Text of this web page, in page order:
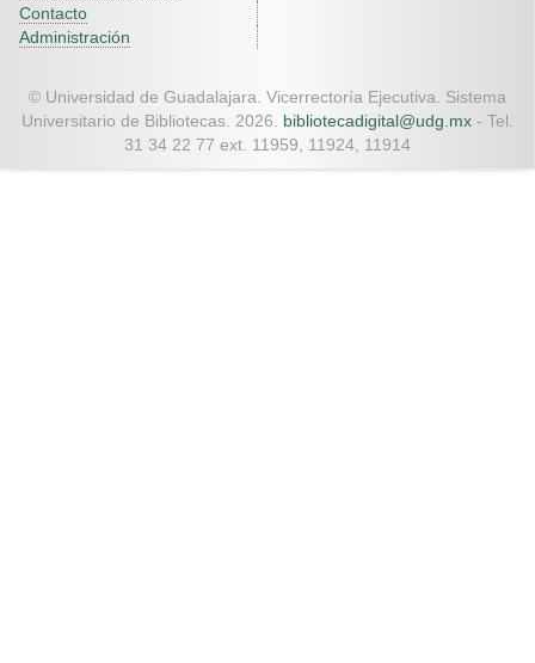
Contacto
Administración
© Universidad de Guadalajara. Vicerrectoría Ejecutiva. Sistema
Universitario de Bibliotecas. 2026. bibliotecadigital@udg.mx - Tel.
31 34 22 77 ext. 11959, 11924, 11914